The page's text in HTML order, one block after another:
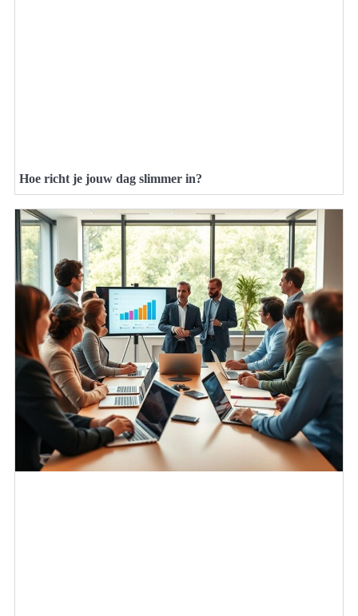
Hoe richt je jouw dag slimmer in?